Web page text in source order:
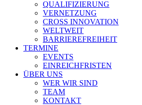
QUALIFIZIERUNG
VERNETZUNG
CROSS INNOVATION
WELTWEIT
BARRIEREFREIHEIT
TERMINE
EVENTS
EINREICHFRISTEN
ÜBER UNS
WER WIR SIND
TEAM
KONTAKT